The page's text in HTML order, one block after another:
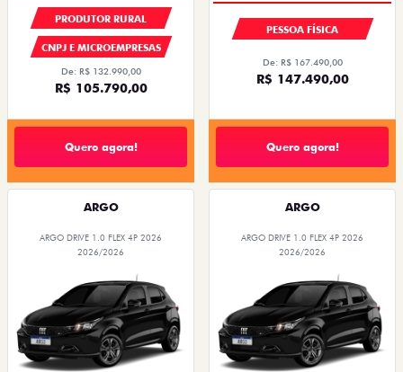
PRODUTOR RURAL
CNPJ E MICROEMPRESAS
De: R$ 132.990,00
R$ 105.790,00
Quero agora!
PESSOA FÍSICA
De: R$ 167.490,00
R$ 147.490,00
Quero agora!
ARGO
ARGO DRIVE 1.0 FLEX 4P 2026
2026/2026
ARGO
ARGO DRIVE 1.0 FLEX 4P 2026
2026/2026